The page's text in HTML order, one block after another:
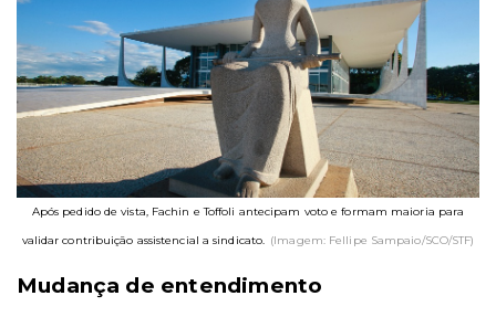
Após pedido de vista, Fachin e Toffoli antecipam voto e formam maioria para
validar contribuição assistencial a sindicato. (Imagem: Fellipe Sampaio/SCO/STF)
Mudança de entendimento